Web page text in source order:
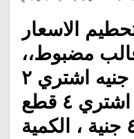
الاسعار
مضبوط،،
سعر القطعة ١٥٠ جنيه اشتري ٢
قطعتين ٢٥٠ جنيه اشتري ٤ قطع